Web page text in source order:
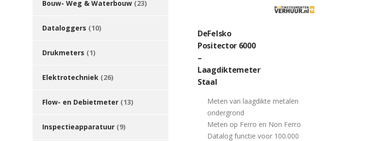
Bouw- Weg & Waterbouw (23)
Dataloggers (10)
Drukmeters (1)
Elektrotechniek (26)
Flow- en Debietmeter (13)
Inspectieapparatuur (9)
DeFelsko
Positector 6000
–
Laagdiktemeter
Staal
Meten van laagdikte metalen
ondergrond
Meten op Ferro en Non Ferro
Datalog functie voor 100.000